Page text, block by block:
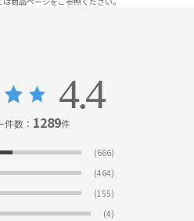
4.4
件数： 1289件
(666)
(464)
(155)
(4)